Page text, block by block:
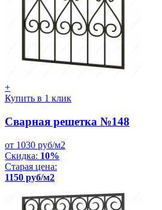
+
Купить в 1 клик
Сварная решетка №148
от 1030 руб/м2
Скидка: 10%
Старая цена:
1150 руб/м2